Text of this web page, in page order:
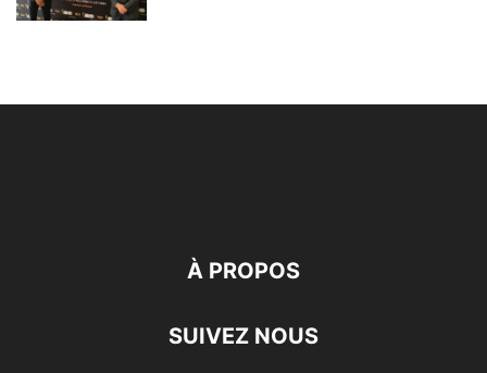
À PROPOS
SUIVEZ NOUS